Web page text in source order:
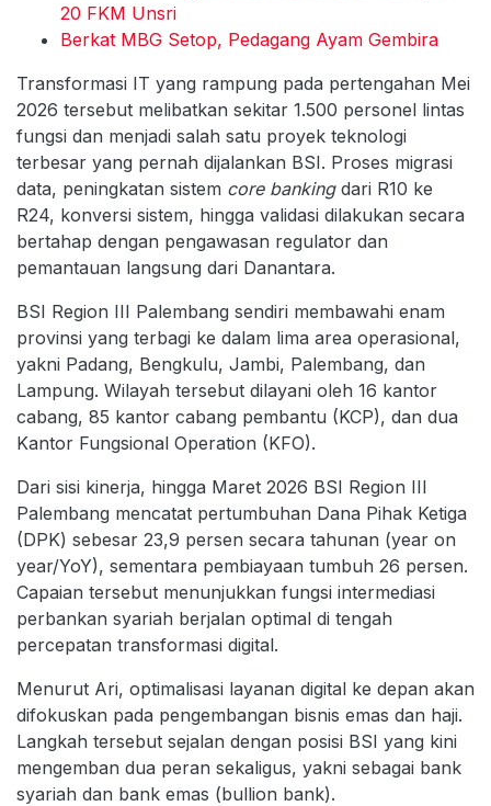
20 FKM Unsri
Berkat MBG Setop, Pedagang Ayam Gembira
Transformasi IT yang rampung pada pertengahan Mei
2026 tersebut melibatkan sekitar 1.500 personel lintas
fungsi dan menjadi salah satu proyek teknologi
terbesar yang pernah dijalankan BSI. Proses migrasi
data, peningkatan sistem core bankingdari R10 ke
R24, konversi sistem, hingga validasi dilakukan secara
bertahap dengan pengawasan regulator dan
pemantauan langsung dari Danantara.
BSI Region III Palembang sendiri membawahi enam
provinsi yang terbagi ke dalam lima area operasional,
yakni Padang, Bengkulu, Jambi, Palembang, dan
Lampung. Wilayah tersebut dilayani oleh 16 kantor
cabang, 85 kantor cabang pembantu (KCP), dan dua
Kantor Fungsional Operation (KFO).
Dari sisi kinerja, hingga Maret 2026 BSI Region III
Palembang mencatat pertumbuhan Dana Pihak Ketiga
(DPK) sebesar 23,9 persen secara tahunan (year on
year/YoY), sementara pembiayaan tumbuh 26 persen.
Capaian tersebut menunjukkan fungsi intermediasi
perbankan syariah berjalan optimal di tengah
percepatan transformasi digital.
Menurut Ari, optimalisasi layanan digital ke depan akan
difokuskan pada pengembangan bisnis emas dan haji.
Langkah tersebut sejalan dengan posisi BSI yang kini
mengemban dua peran sekaligus, yakni sebagai bank
syariah dan bank emas (bullion bank).